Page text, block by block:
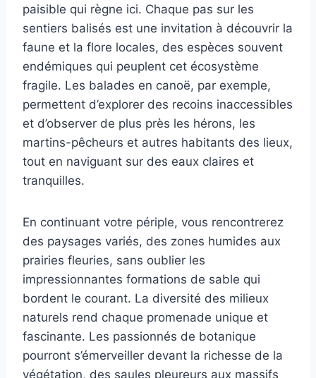
paisible qui règne ici. Chaque pas sur les
sentiers balisés est une invitation à découvrir la
faune et la flore locales, des espèces souvent
endémiques qui peuplent cet écosystème
fragile. Les balades en canoë, par exemple,
permettent d’explorer des recoins inaccessibles
et d’observer de plus près les hérons, les
martins-pêcheurs et autres habitants des lieux,
tout en naviguant sur des eaux claires et
tranquilles.
En continuant votre périple, vous rencontrerez
des paysages variés, des zones humides aux
prairies fleuries, sans oublier les
impressionnantes formations de sable qui
bordent le courant. La diversité des milieux
naturels rend chaque promenade unique et
fascinante. Les passionnés de botanique
pourront s’émerveiller devant la richesse de la
végétation, des saules pleureurs aux massifs